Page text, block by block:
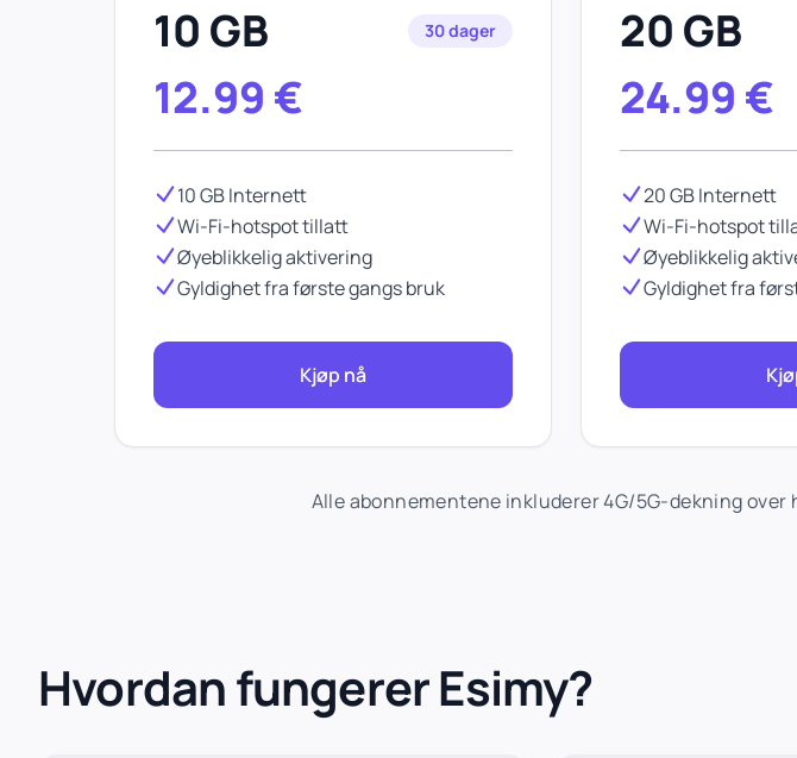
10 GB 30 dager
12.99 €
10 GB Internett
Wi-Fi-hotspot tillatt
Øyeblikkelig aktivering
Gyldighet fra første gangs bruk
Kjøp nå
20 GB
24.99 €
20 GB Internett
Wi-Fi-hotspot
Øyeblikkelig
Gyldighet fra
Alle abonnementene inkluderer 4G/5G-dekning
Hvordan fungerer Esimy?